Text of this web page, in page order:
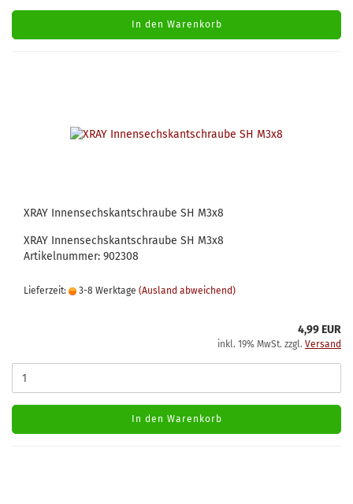
In den Warenkorb
XRAY Innensechskantschraube SH M3x8
XRAY Innensechskantschraube SH M3x8
Artikelnummer: 902308
Lieferzeit: 3-8 Werktage (Ausland abweichend)
4,99 EUR
inkl. 19% MwSt. zzgl. Versand
In den Warenkorb